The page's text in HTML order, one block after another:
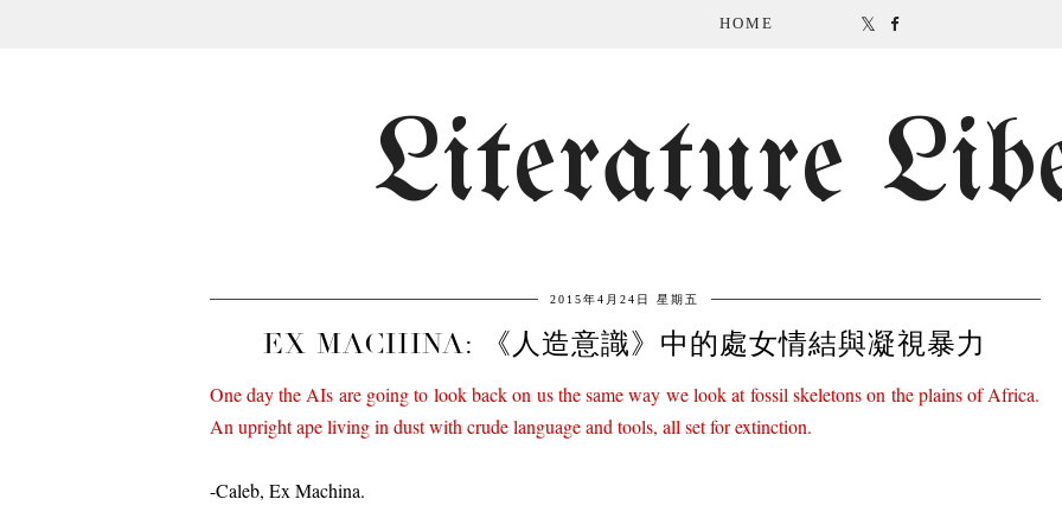
HOME
Literature
2015年4月24日 星期五
EX MACHINA: 《人造意識》中的處女情結與凝視暴力
One day the AIs are going to look back on us the same way we look at fossil skeletons on the plains of Africa.
An upright ape living in dust with crude language and tools, all set for extinction.
-Caleb, Ex Machina.